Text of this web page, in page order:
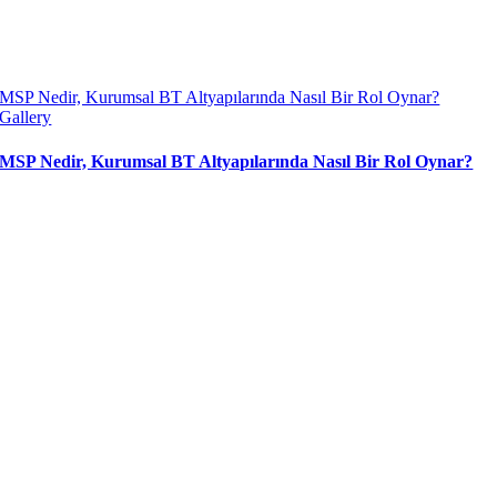
MSP Nedir, Kurumsal BT Altyapılarında Nasıl Bir Rol Oynar?
Gallery
MSP Nedir, Kurumsal BT Altyapılarında Nasıl Bir Rol Oynar?